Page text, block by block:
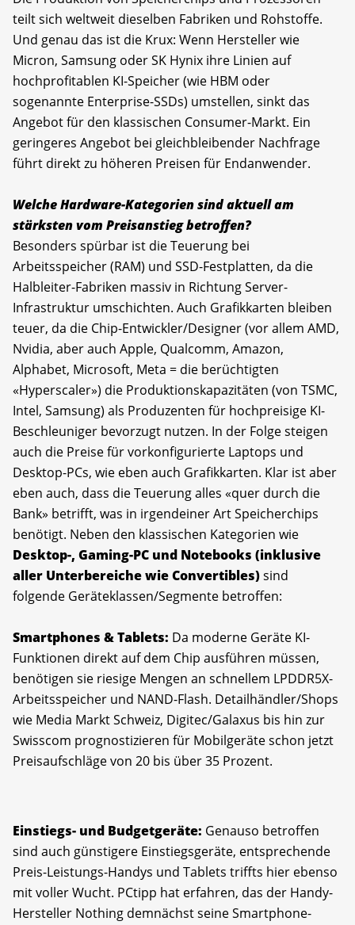
teilt sich weltweit dieselben Fabriken und Rohstoffe.
Und genau das ist die Krux: Wenn Hersteller wie
Micron, Samsung oder SK Hynix ihre Linien auf
hochprofitablen KI-Speicher (wie HBM oder
sogenannte Enterprise-SSDs) umstellen, sinkt das
Angebot für den klassischen Consumer-Markt. Ein
geringeres Angebot bei gleichbleibender Nachfrage
führt direkt zu höheren Preisen für Endanwender.
Welche Hardware-Kategorien sind aktuell am
stärksten vom Preisanstieg betroffen?
Besonders spürbar ist die Teuerung bei
Arbeitsspeicher (RAM) und SSD-Festplatten, da die
Halbleiter-Fabriken massiv in Richtung Server-
Infrastruktur umschichten. Auch Grafikkarten bleiben
teuer, da die Chip-Entwickler/Designer (vor allem AMD,
Nvidia, aber auch Apple, Qualcomm, Amazon,
Alphabet, Microsoft, Meta = die berüchtigten
«Hyperscaler») die Produktionskapazitäten (von TSMC,
Intel, Samsung) als Produzenten für hochpreisige KI-
Beschleuniger bevorzugt nutzen. In der Folge steigen
auch die Preise für vorkonfigurierte Laptops und
Desktop-PCs, wie eben auch Grafikkarten. Klar ist aber
eben auch, dass die Teuerung alles «quer durch die
Bank» betrifft, was in irgendeiner Art Speicherchips
benötigt. Neben den klassischen Kategorien wie
Desktop-, Gaming-PC und Notebooks (inklusive
aller Unterbereiche wie Convertibles)sind
folgende Geräteklassen/Segmente betroffen:
Smartphones & Tablets: Da moderne Geräte KI-
Funktionen direkt auf dem Chip ausführen müssen,
benötigen sie riesige Mengen an schnellem LPDDR5X-
Arbeitsspeicher und NAND-Flash. Detailhändler/Shops
wie Media Markt Schweiz, Digitec/Galaxus bis hin zur
Swisscom prognostizieren für Mobilgeräte schon jetzt
Preisaufschläge von 20 bis über 35 Prozent.
Einstiegs- und Budgetgeräte: Genauso betroffen
sind auch günstigere Einstiegsgeräte, entsprechende
Preis-Leistungs-Handys und Tablets triffts hier ebenso
mit voller Wucht. PCtipp hat erfahren, das der Handy-
Hersteller Nothing demnächst seine Smartphone-